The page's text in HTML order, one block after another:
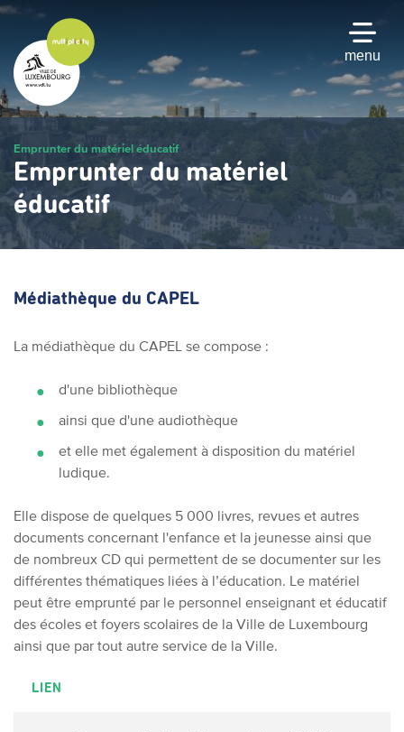
Passer
contenu
principal
menu
Emprunter du matériel éducatif
Emprunter du matériel
éducatif
Médiathèque du CAPEL
La médiathèque du CAPEL se compose :
d'une bibliothèque
ainsi que d'une audiothèque
et elle met également à disposition du matériel
ludique.
Elle dispose de quelques 5 000 livres, revues et autres
documents concernant l'enfance et la jeunesse ainsi que
de nombreux CD qui permettent de se documenter sur les
différentes thématiques liées à l’éducation. Le matériel
peut être emprunté par le personnel enseignant et éducatif
des écoles et foyers scolaires de la Ville de Luxembourg
ainsi que par tout autre service de la Ville.
LIEN